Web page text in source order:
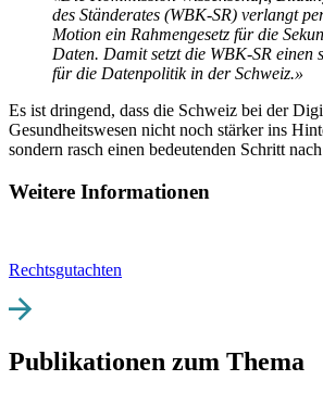
des Ständerates (WBK-SR) verlangt
Motion ein Rahmengesetz für die
Daten. Damit setzt die WBK-SR einen
für die Datenpolitik in der Schweiz.»
Es ist dringend, dass die Schweiz bei der
Gesundheitswesen nicht noch stärker ins
sondern rasch einen bedeutenden Schritt
Weitere Informationen
Rechtsgutachten
Publikationen zum Thema